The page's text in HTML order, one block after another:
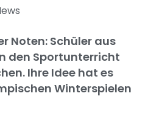
Noten: Schüler aus
den Sportunterricht
Ihre Idee hat es
Winterspielen